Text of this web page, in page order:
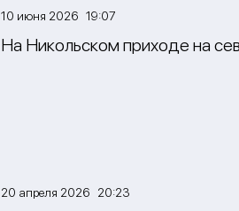
10 июня 2026 19:07
На Никольском приходе на
20 апреля 2026 20:23